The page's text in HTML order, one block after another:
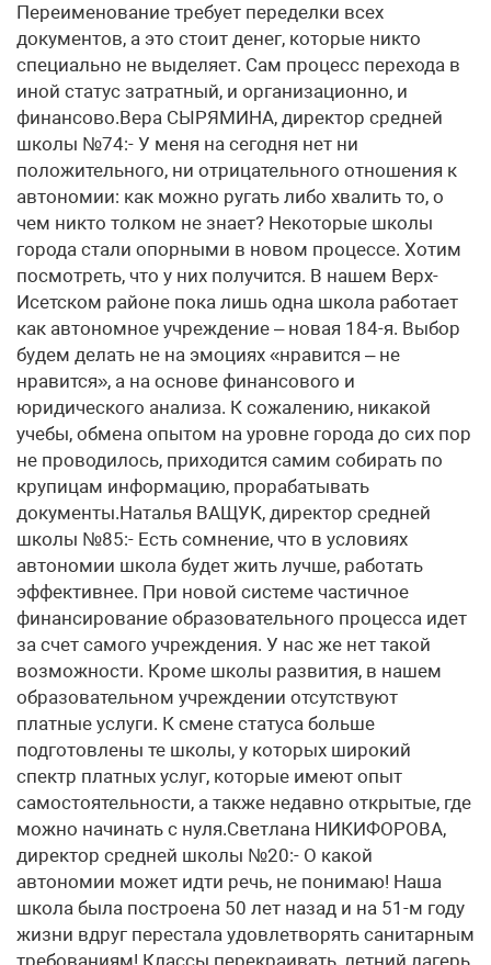
Переименование требует переделки всех
документов, а это стоит денег, которые никто
специально не выделяет. Сам процесс перехода в
иной статус затратный, и организационно, и
финансово.Вера СЫРЯМИНА, директор средней
школы №74:- У меня на сегодня нет ни
положительного, ни отрицательного отношения к
автономии: как можно ругать либо хвалить то, о
чем никто толком не знает? Некоторые школы
города стали опорными в новом процессе. Хотим
посмотреть, что у них получится. В нашем Верх-
Исетском районе пока лишь одна школа работает
как автономное учреждение – новая 184-я. Выбор
будем делать не на эмоциях «нравится – не
нравится», а на основе финансового и
юридического анализа. К сожалению, никакой
учебы, обмена опытом на уровне города до сих пор
не проводилось, приходится самим собирать по
крупицам информацию, прорабатывать
документы.Наталья ВАЩУК, директор средней
школы №85:- Есть сомнение, что в условиях
автономии школа будет жить лучше, работать
эффективнее. При новой системе частичное
финансирование образовательного процесса идет
за счет самого учреждения. У нас же нет такой
возможности. Кроме школы развития, в нашем
образовательном учреждении отсутствуют
платные услуги. К смене статуса больше
подготовлены те школы, у которых широкий
спектр платных услуг, которые имеют опыт
самостоятельности, а также недавно открытые, где
можно начинать с нуля.Светлана НИКИФОРОВА,
директор средней школы №20:- О какой
автономии может идти речь, не понимаю! Наша
школа была построена 50 лет назад и на 51-м году
жизни вдруг перестала удовлетворять санитарным
требованиям! Классы перекраивать, летний лагерь